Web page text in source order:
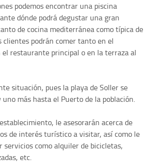
podemos encontrar una piscina
dónde podrá degustar una gran
de cocina mediterránea como típica de
clientes podrán comer tanto en el
el restaurante principal o en la terraza al
situación, pues la playa de Soller se
más hasta el Puerto de la población.
le asesorarán acerca de
de interés turístico a visitar, así como le
servicios como alquiler de bicicletas,
etc.